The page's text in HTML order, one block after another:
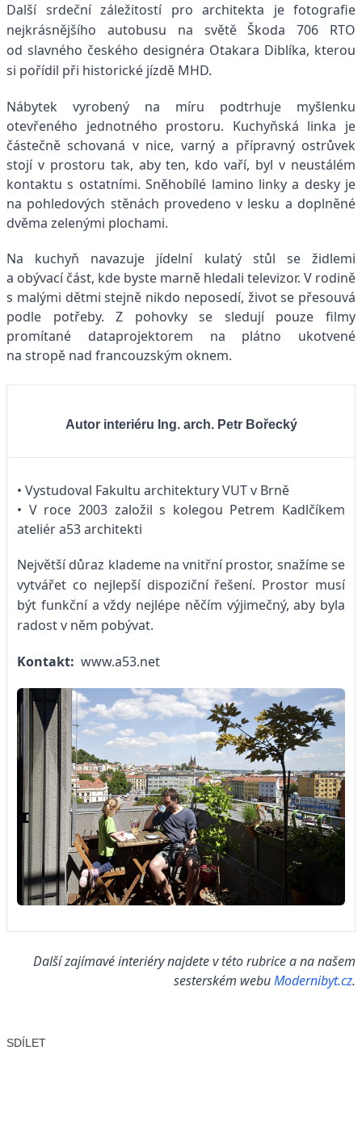
Další srdeční záležitostí pro architekta je fotografie
nejkrásnějšího autobusu na světě Škoda 706 RTO
od slavného českého designéra Otakara Diblíka, kterou
si pořídil při historické jízdě MHD.
Nábytek vyrobený na míru podtrhuje myšlenku
otevřeného jednotného prostoru. Kuchyňská linka je
částečně schovaná v nice, varný a přípravný ostrůvek
stojí v prostoru tak, aby ten, kdo vaří, byl v neustálém
kontaktu s ostatními. Sněhobílé lamino linky a desky je
na pohledových stěnách provedeno v lesku a doplněné
dvěma zelenými plochami.
Na kuchyň navazuje jídelní kulatý stůl se židlemi
a obývací část, kde byste marně hledali televizor. V rodině
s malými dětmi stejně nikdo neposedí, život se přesouvá
podle potřeby. Z pohovky se sledují pouze filmy
promítané dataprojektorem na plátno ukotvené
na stropě nad francouzským oknem.
Autor interiéru Ing. arch. Petr Bořecký
• Vystudoval Fakultu architektury VUT v Brně
• V roce 2003 založil s kolegou Petrem Kadlčíkem
ateliér a53 architekti
Největší důraz klademe na vnitřní prostor, snažíme se
vytvářet co nejlepší dispoziční řešení. Prostor musí
být funkční a vždy nejlépe něčím výjimečný, aby byla
radost v něm pobývat.
Kontakt: www.a53.net
Další zajímavé interiéry najdete v této rubrice a na našem
sesterském webuModernibyt.cz.
SDÍLET